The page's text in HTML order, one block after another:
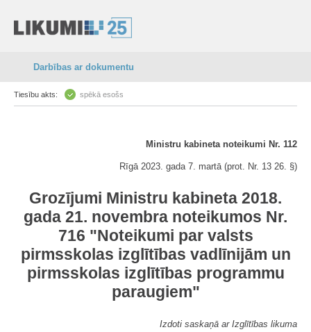
Darbības ar dokumentu
Tiesību akts: spēkā esošs
Ministru kabineta noteikumi Nr. 112
Rīgā 2023. gada 7. martā (prot. Nr. 13 26. §)
Grozījumi Ministru kabineta 2018.
gada 21. novembra noteikumos Nr.
716 "Noteikumi par valsts
pirmsskolas izglītības vadlīnijām un
pirmsskolas izglītības programmu
paraugiem"
Izdoti saskaņā ar Izglītības likuma